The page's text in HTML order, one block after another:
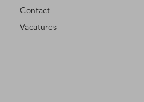
Contact
Vacatures